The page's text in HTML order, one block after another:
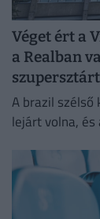
Véget ért a
a Realban
szupersztárt
A brazil szélső
lejárt volna,